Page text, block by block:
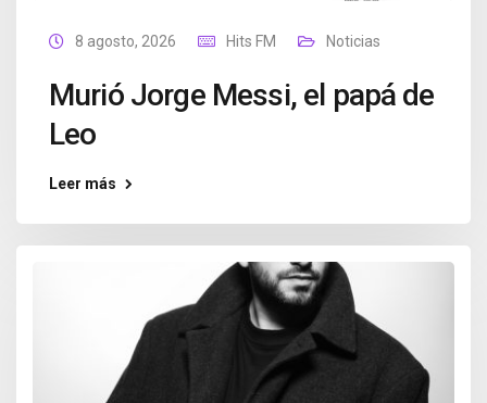
8 agosto, 2026 Hits FM Noticias
Murió Jorge Messi, el papá de
Leo
Leer más